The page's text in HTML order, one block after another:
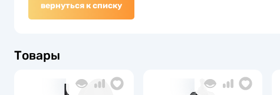
вернуться к списку
Товары